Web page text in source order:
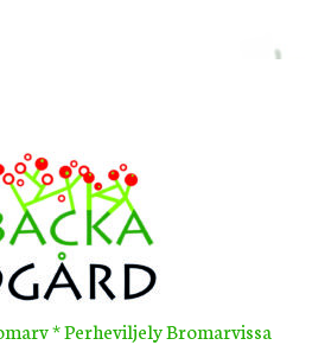
* Perheviljely Bromarvissa